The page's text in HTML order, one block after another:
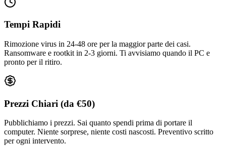
Tempi Rapidi
Rimozione virus in 24-48 ore per la maggior parte dei casi.
Ransomware e rootkit in 2-3 giorni. Ti avvisiamo quando il PC e
pronto per il ritiro.
Prezzi Chiari (da €50)
Pubblichiamo i prezzi. Sai quanto spendi prima di portare il
computer. Niente sorprese, niente costi nascosti. Preventivo scritto
per ogni intervento.